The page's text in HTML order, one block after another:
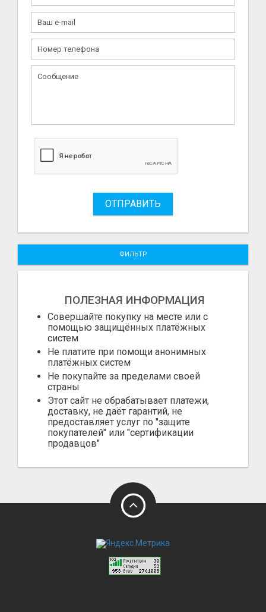
ОТПРАВИТЬ
ФИЛЬТР
ПОЛЕЗНАЯ ИНФОРМАЦИЯ
Совершайте покупку на месте или с
помощью защищённых платёжных
систем
Не платите при помощи анонимных
платёжных систем
Не покупайте за пределами своей
страны
Этот сайт не обрабатывает платежи,
доставку, не даёт гарантий, не
предоставляет услуг по "защите
покупателей" или "сертификации
продавцов"